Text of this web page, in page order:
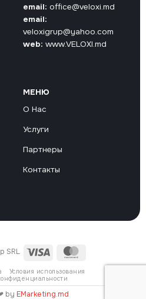
email: office@veloxi.md
email:
veloxigrup@yahoo.com
web: www.VELOXI.md
МЕНЮ
О Нас
Услуги
Партнеры
Контакты
SRL Visa
Условия использования
by EMarketing.md